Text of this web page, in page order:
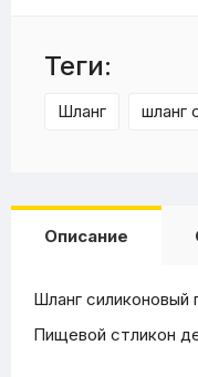
Теги:
Шланг шланг
Описание
Шланг силиконовый
Пищевой стликон